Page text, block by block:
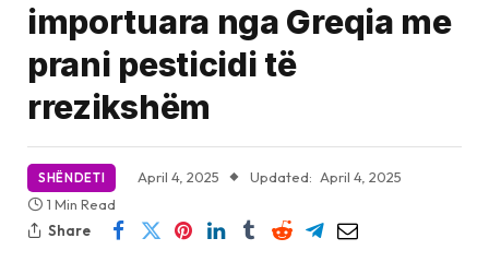
importuara nga Greqia me
prani pesticidi të
rrezikshëm
SHËNDETI April 4, 2025 Updated: April 4, 2025
1 Min Read
Share